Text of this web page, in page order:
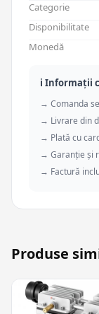
Categorie
Disponibilitate
Monedă
ℹ️ Informații
→ Comanda
→ Livrare din
→ Plată cu
→ Garanție și
→ Factură
Produse